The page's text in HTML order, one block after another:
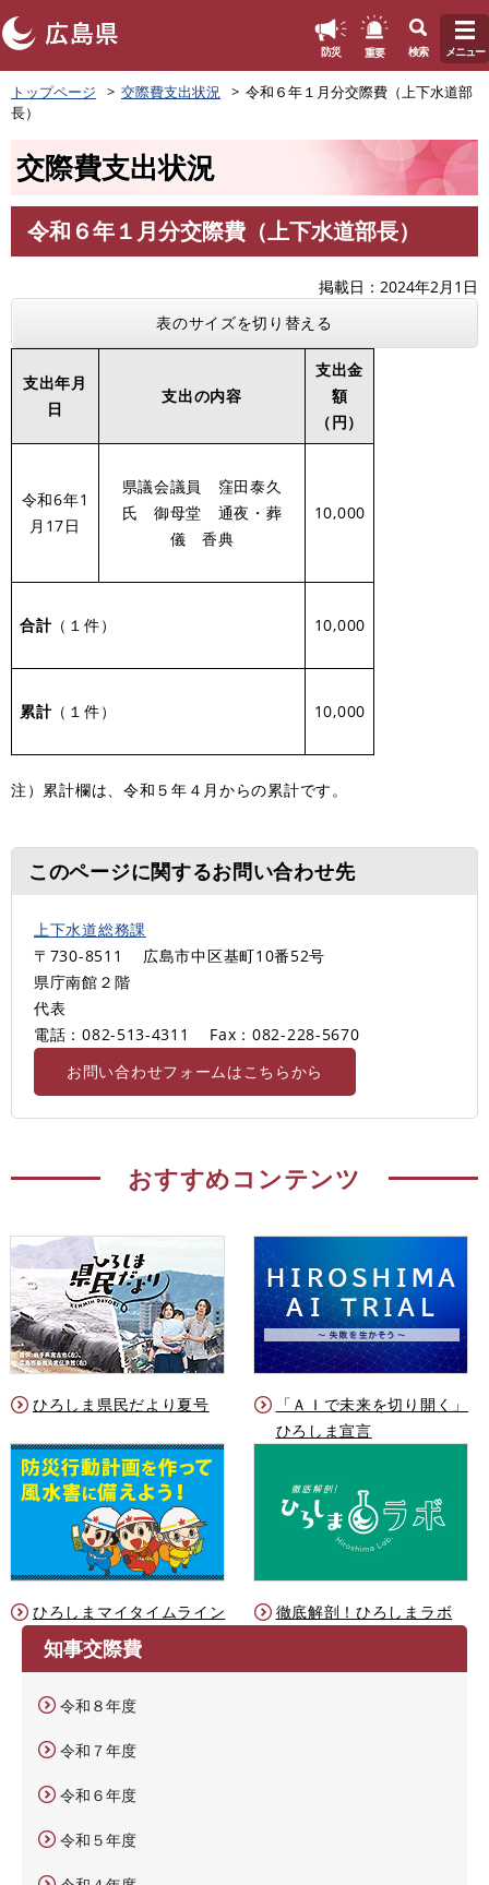
ペ
ー
ジ
。
防災 重要 検索 メニュー
トップページ 交際費支出状況
令和６年１月分交際費（上下水道部
長）
交際費支出状況
文
令和６年１月分交際費（上下水道部長）
掲載日
2024年2月1日
表のサイズを切り替える
支出年月
日
支出の内容
支出金
額
（円）
令和6年1
月17日
県議会議員 窪田泰久
氏 御母堂 通夜・葬
儀 香典
10,000
合計（１件） 10,000
累計（１件） 10,000
注）累計欄は、令和５年４月からの累計です。
このページに関するお問い合わせ先
上下水道総務課
〒730-8511
広島市中区基町10番52号
県庁南館２階
代表
電話：082-513-4311
Fax：082-228-5670
お問い合わせフォームはこちらから
おすすめコンテンツ
ひろしま県民だより夏号
「ＡＩで未来を切り開く」
ひろしま宣言
ひろしまマイタイムライン 徹底解剖！ひろしまラボ
知事交際費
令和８年度
令和７年度
令和６年度
令和５年度